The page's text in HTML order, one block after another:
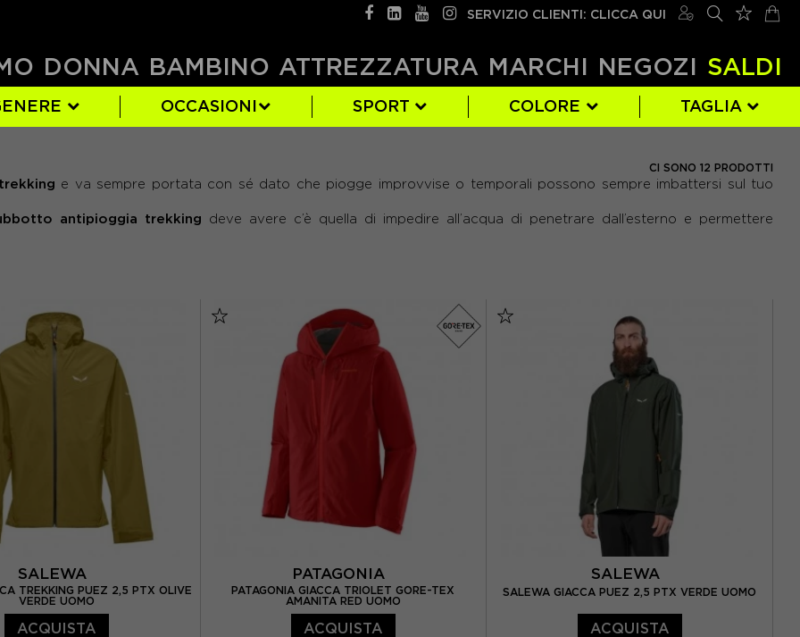
SERVIZIO CLIENTI: CLICCA QUI
DONNA BAMBINO ATTREZZATURA MARCHI NEGOZI SALDI
OCCASIONI SPORT COLORE TAGLIA
L (3) S (1)
CI SONO 12 PRODOTTI
trekking e va sempre portata con sé dato che piogge improvvise o temporali possono sempre imbattersi sul tuo
antipioggia trekking deve avere c’è quella di impedire all’acqua di penetrare dall’esterno e permettere
SALEWA
TREKKING PUEZ 2,5 PTX OLIVE
VERDE UOMO
ACQUISTA
PATAGONIA
PATAGONIA GIACCA TRIOLET GORE-TEX
AMANITA RED UOMO
ACQUISTA
SALEWA
SALEWA GIACCA PUEZ 2,5 PTX VERDE UOMO
ACQUISTA